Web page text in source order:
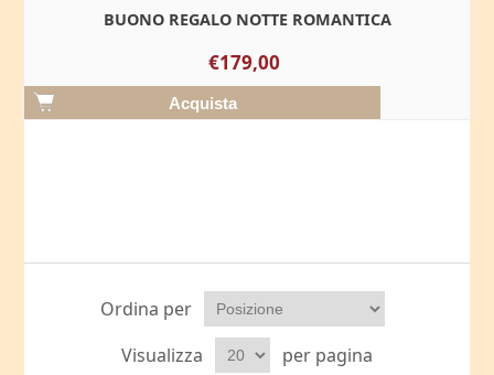
BUONO REGALO NOTTE ROMANTICA
€179,00
Ordina per
Visualizza
per pagina